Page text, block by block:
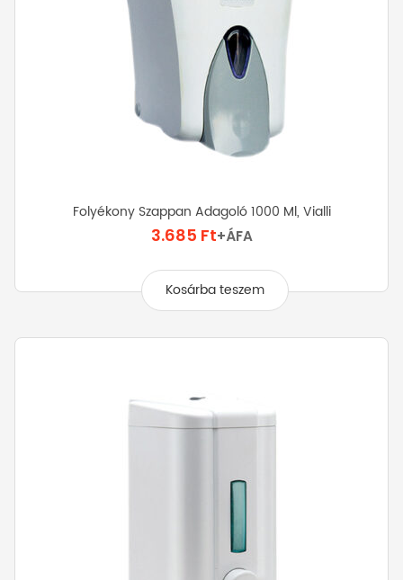
Folyékony Szappan Adagoló 1000 Ml, Vialli
3.685 Ft+ÁFA
Kosárba teszem